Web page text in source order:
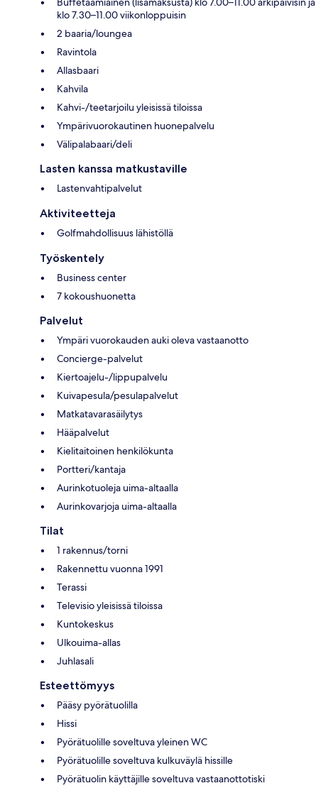
klo 7.30–11.00 viikonloppuisin
2 baaria/loungea
Ravintola
Allasbaari
Kahvila
Kahvi-/teetarjoilu yleisissä tiloissa
Ympärivuorokautinen huonepalvelu
Välipalabaari/deli
Lasten kanssa matkustaville
Lastenvahtipalvelut
Aktiviteetteja
Golfmahdollisuus lähistöllä
Työskentely
Business center
7 kokoushuonetta
Palvelut
Ympäri vuorokauden auki oleva vastaanotto
Concierge-palvelut
Kiertoajelu-/lippupalvelu
Kuivapesula/pesulapalvelut
Matkatavarasäilytys
Hääpalvelut
Kielitaitoinen henkilökunta
Portteri/kantaja
Aurinkotuoleja uima-altaalla
Aurinkovarjoja uima-altaalla
Tilat
1 rakennus/torni
Rakennettu vuonna 1991
Terassi
Televisio yleisissä tiloissa
Kuntokeskus
Ulkouima-allas
Juhlasali
Esteettömyys
Pääsy pyörätuolilla
Hissi
Pyörätuolille soveltuva yleinen WC
Pyörätuolille soveltuva kulkuväylä hissille
Pyörätuolin käyttäjille soveltuva vastaanottotiski